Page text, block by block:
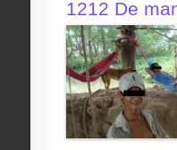
1212 De